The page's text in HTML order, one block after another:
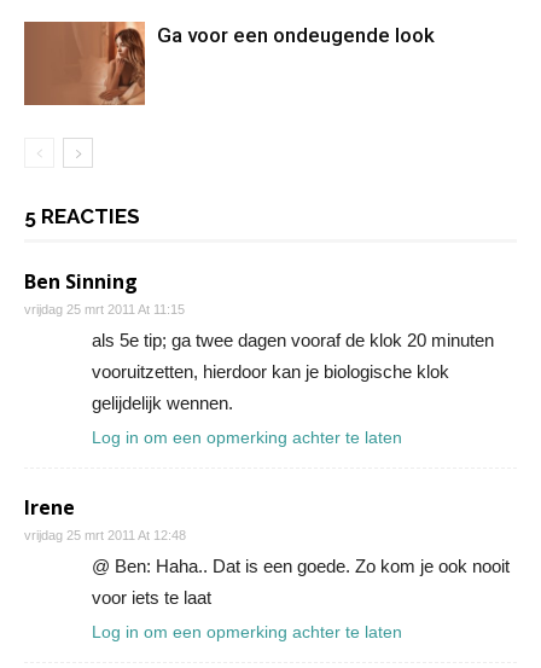
Ga voor een ondeugende look
5 REACTIES
Ben Sinning
vrijdag 25 mrt 2011 At 11:15
als 5e tip; ga twee dagen vooraf de klok 20 minuten
vooruitzetten, hierdoor kan je biologische klok
gelijdelijk wennen.
Log in om een opmerking achter te laten
Irene
vrijdag 25 mrt 2011 At 12:48
@ Ben: Haha.. Dat is een goede. Zo kom je ook nooit
voor iets te laat
Log in om een opmerking achter te laten